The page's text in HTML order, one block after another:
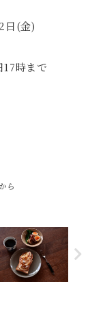
日(金)
時まで
ら